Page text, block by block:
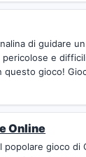
di guidare
e
gioco!
Online
popolare gioco di